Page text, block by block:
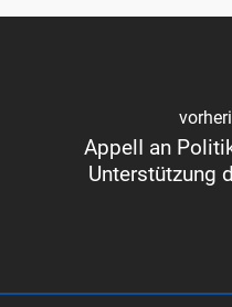
AppelI an
Unterstützung